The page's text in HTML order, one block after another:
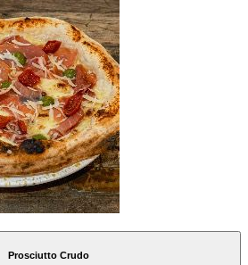
Prosciutto Crudo